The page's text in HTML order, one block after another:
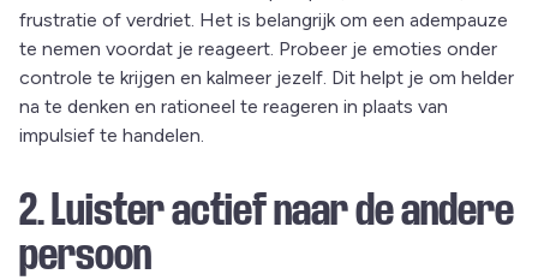
frustratie of verdriet. Het is belangrijk om een adempauze
te nemen voordat je reageert. Probeer je emoties onder
controle te krijgen en kalmeer jezelf. Dit helpt je om helder
na te denken en rationeel te reageren in plaats van
impulsief te handelen.
2. Luister actief naar de andere
persoon